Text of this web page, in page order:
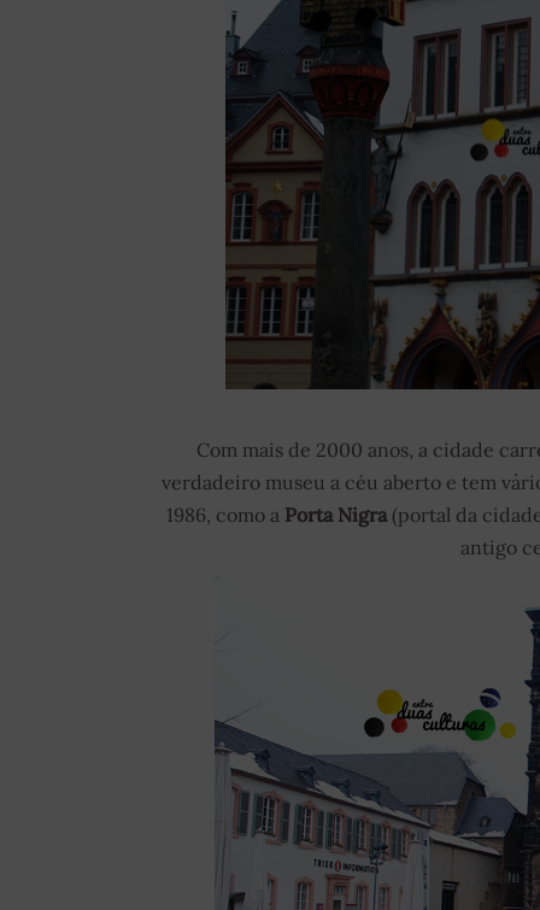
Com mais de 2000 anos, a cidade
verdadeiro museu a céu aberto e tem
1986, como a Porta Nigra(portal da
antigo